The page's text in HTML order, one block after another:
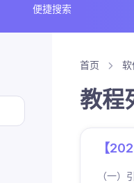
便捷搜索
首页 软
教程
【
（一